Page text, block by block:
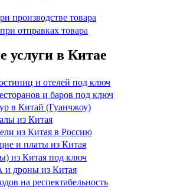
производстве товара
отправках товара
услуги в Китае
и отелей под ключ
и баров под ключ
в Китай (Гуанчжоу)
из Китая
из Китая в Россию
и платы из Китая
из Китая под ключ
дроны из Китая
на респектабельность